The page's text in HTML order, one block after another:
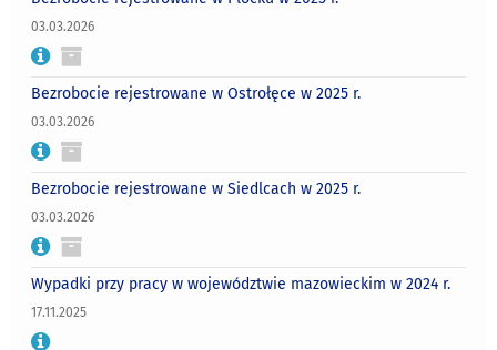
03.03.2026
Bezrobocie rejestrowane w Ostrołęce w 2025 r.
03.03.2026
Bezrobocie rejestrowane w Siedlcach w 2025 r.
03.03.2026
Wypadki przy pracy w województwie mazowieckim w 2024 r.
17.11.2025